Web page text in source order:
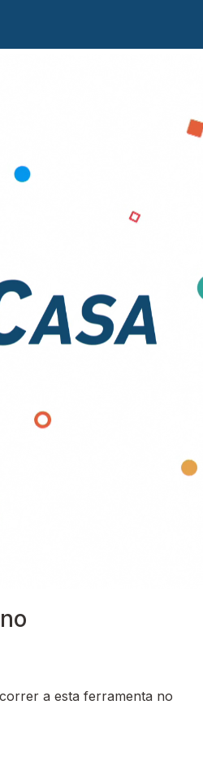
a esta ferramenta no